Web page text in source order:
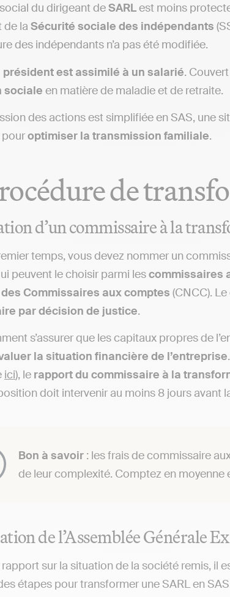
du dirigeant deSARLest moins
de la Sécurité sociale des indépendants
des indépendants n’a pas été modifiée.
président est assimilé à un salarié.
sociale en matière de maladie et de retraite.
des actions est simplifiée en SAS, une
optimiser la transmission familiale.
de
d’un commissaire à la
temps, vous devez nommer un
peuvent le choisir parmi lescommissaires
Commissaires aux comptes (CNCC).
par décision de justice.
s’assurer que les capitaux propres de
la situation financière de l’entreprise
ici), le rapport du commissaire à la
doit intervenir au moins 8 jours avant
Bon à savoir : les frais de commissaire
de leur complexité. Comptez en
de l’Assemblée Générale
sur la situation de la société remis, il
étapes pour transformer une SARL en